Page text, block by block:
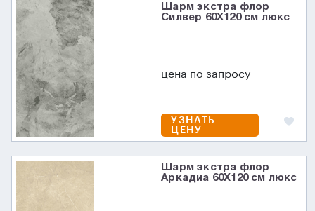
Шарм экстра флор
Силвер 60X120 см люкс
цена по запросу
УЗНАТЬ
ЦЕНУ
Шарм экстра флор
Аркадиа 60X120 см люкс